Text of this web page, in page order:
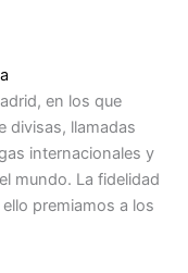
en los que
divisas, llamadas
internacionales y
mundo. La fidelidad
premiamos a los